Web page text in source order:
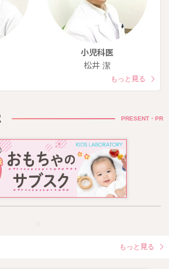
小児科医
松井 潔
もっと見る
PRESENT・PR
もっと見る